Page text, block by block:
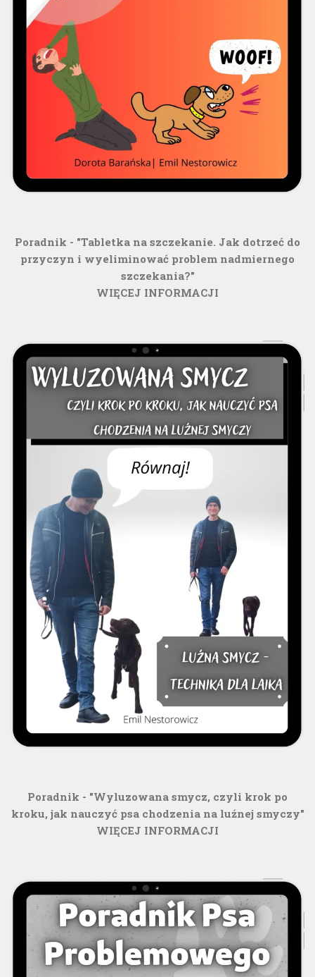
Poradnik - "Tabletka na szczekanie. Jak dotrzeć do
przyczyn i wyeliminować problem nadmiernego
szczekania?"
WIĘCEJ INFORMACJI
Poradnik - "Wyluzowana smycz, czyli krok po
kroku, jak nauczyć psa chodzenia na luźnej smyczy"
WIĘCEJ INFORMACJI